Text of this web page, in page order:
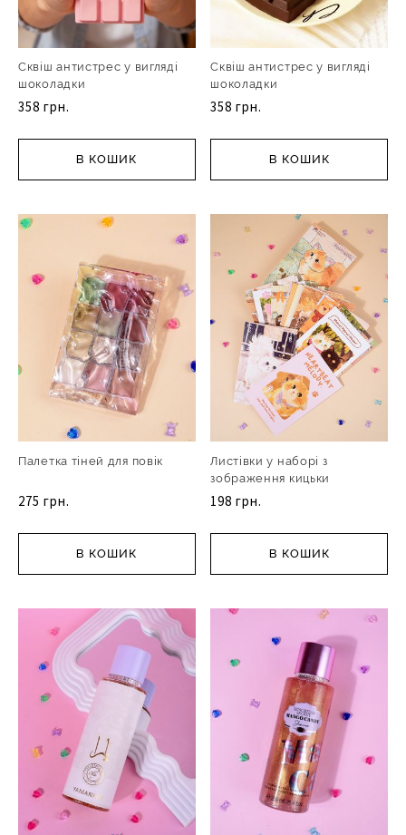
Сквіш антистрес у вигляді
шоколадки
358 грн.
В КОШИК
Сквіш антистрес у вигляді
шоколадки
358 грн.
В КОШИК
Палетка тіней для повік
275 грн.
В КОШИК
Листівки у наборі з
зображення кицьки
198 грн.
В КОШИК